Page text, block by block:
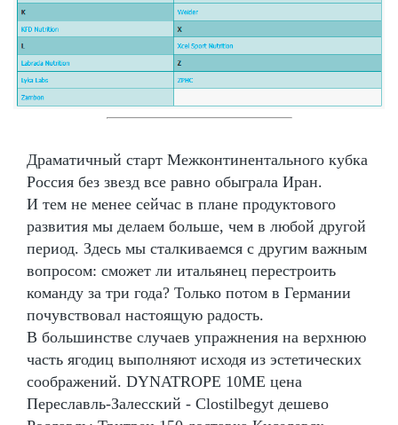
Драматичный старт Межконтинентального кубка
Россия без звезд все равно обыграла Иран.
И тем не менее сейчас в плане продуктового
развития мы делаем больше, чем в любой другой
период. Здесь мы сталкиваемся с другим важным
вопросом: сможет ли итальянец перестроить
команду за три года? Только потом в Германии
почувствовал настоящую радость.
В большинстве случаев упражнения на верхнюю
часть ягодиц выполняют исходя из эстетических
соображений. DYNATROPE 10ME цена
Переславль-Залесский - Clostilbegyt дешево